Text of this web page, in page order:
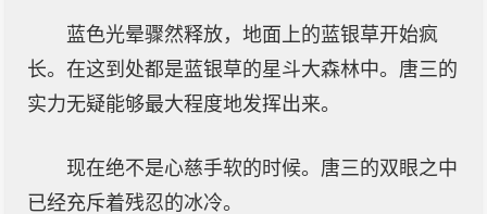
蓝色光晕骤然释放，地面上的蓝银草开始疯
长。在这到处都是蓝银草的星斗大森林中。唐三的
实力无疑能够最大程度地发挥出来。
现在绝不是心慈手软的时候。唐三的双眼之中
已经充斥着残忍的冰冷。